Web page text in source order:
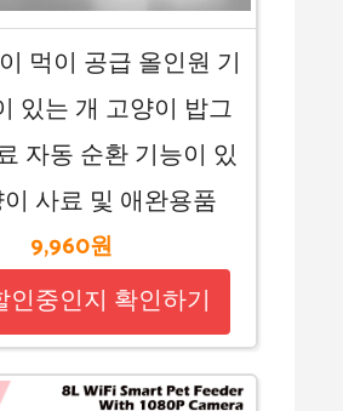
먹이 공급 올인원 기
있는 개 고양이 밥그
자동 순환 기능이 있
사료 및 애완용품
9,960원
인중인지 확인하기